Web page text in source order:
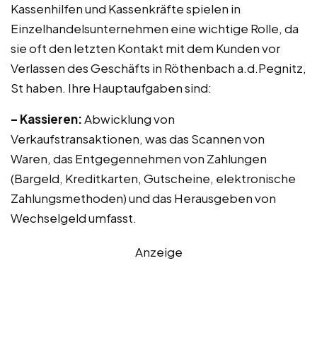
Kassenhilfen und Kassenkräfte spielen in
Einzelhandelsunternehmen eine wichtige Rolle, da
sie oft den letzten Kontakt mit dem Kunden vor
Verlassen des Geschäfts in Röthenbach a.d.Pegnitz,
St haben. Ihre Hauptaufgaben sind:
– Kassieren:Abwicklung von
Verkaufstransaktionen, was das Scannen von
Waren, das Entgegennehmen von Zahlungen
(Bargeld, Kreditkarten, Gutscheine, elektronische
Zahlungsmethoden) und das Herausgeben von
Wechselgeld umfasst.
Anzeige